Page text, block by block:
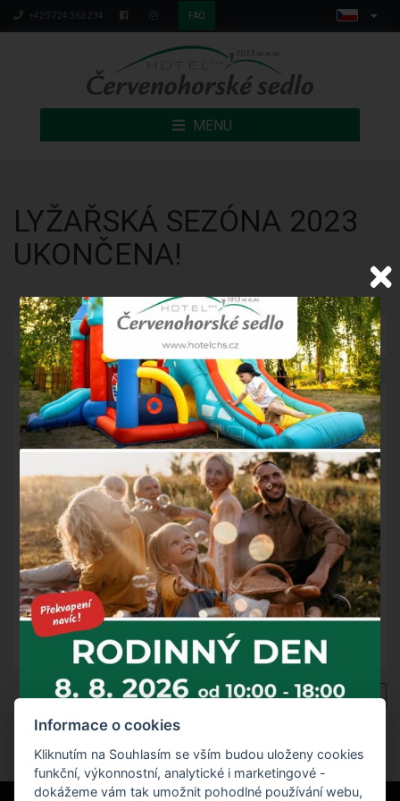
+420 724 363 234 FAQ
MENU
LYŽAŘSKÁ SEZÓNA 2023
UKONČENA!
Publikováno: 30.3.2023
Děkujeme všem lyžařůmi nelyžařům za návštěvu a těšíme
se na další zimní sezónu! Nezapomeňte, že hotel a jeho
služby jsou Vám k dispozici celoročně! Aktuálně máme v
nabídce poslední volné pokoje naVelikonocea celoroční,
nejen
wellness pobyty!
Zpět na výpis novinek
Informace o cookies
Kliknutím na Souhlasím se vším budou uloženy cookies
funkční, výkonnostní, analytické i marketingové -
dokážeme vám tak umožnit pohodlné používání webu,